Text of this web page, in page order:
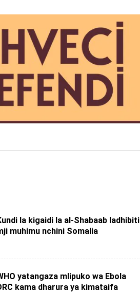
la kigaidi la al-Shabaab ladhibiti
muhimu nchini Somalia
yatangaza mlipuko wa Ebola
kama dharura ya kimataifa